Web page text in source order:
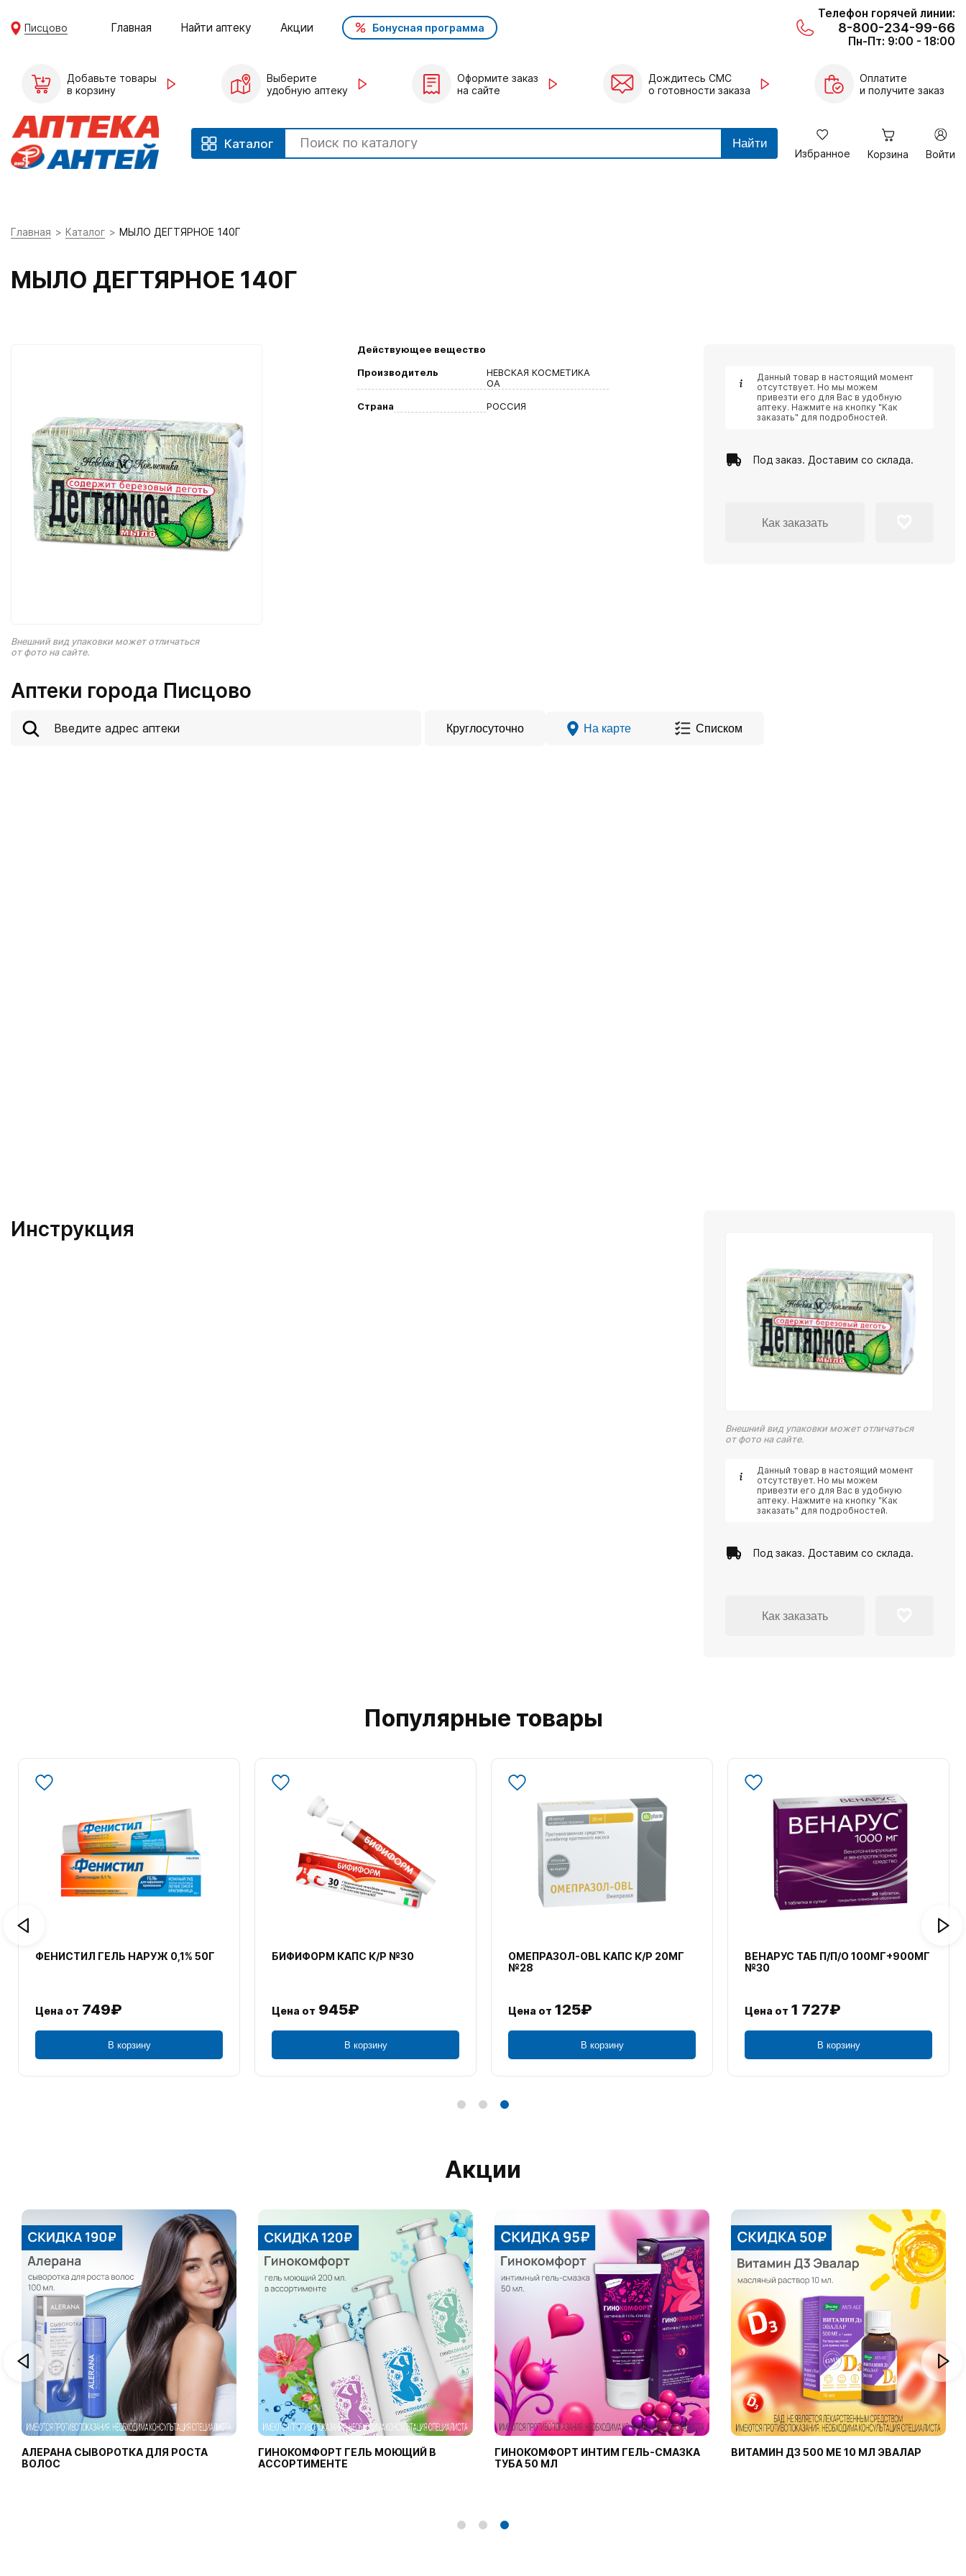
Писцово Главная Найти аптеку Акции Бонусная программа
Телефон горячей линии:
8-800-234-99-66
Пн-Пт: 9:00 - 18:00
Добавьте товары
в корзину
Выберите
удобную аптеку
Оформите заказ
на сайте
Дождитесь СМС
о готовности заказа
Оплатите
и получите заказ
Каталог Найти
Избранное Корзина Войти
Главная Каталог МЫЛО ДЕГТЯРНОЕ 140Г
МЫЛО ДЕГТЯРНОЕ 140Г
Внешний вид упаковки может отличаться
от фото на сайте.
Действующее вещество
Производитель
НЕВСКАЯ КОСМЕТИКА
ОА
Страна
РОССИЯ
Данный товар в настоящий момент
отсутствует. Но мы можем
привезти его для Вас в удобную
аптеку. Нажмите на кнопку "Как
заказать" для подробностей.
Под заказ. Доставим со склада.
Как заказать
Аптеки города Писцово
Круглосуточно На карте Списком
Инструкция
Внешний вид упаковки может отличаться
от фото на сайте.
Данный товар в настоящий момент
отсутствует. Но мы можем
привезти его для Вас в удобную
аптеку. Нажмите на кнопку "Как
заказать" для подробностей.
Под заказ. Доставим со склада.
Как заказать
Популярные товары
ФЕНИСТИЛ ГЕЛЬ НАРУЖ 0,1% 50Г
Цена от 749₽
В корзину
БИФИФОРМ КАПС К/Р №30
Цена от 945₽
В корзину
ОМЕПРАЗОЛ-OBL КАПС К/Р 20МГ
№28
Цена от 125₽
В корзину
ВЕНАРУС ТАБ П/П/О 100МГ+900МГ
№30
Цена от 1 727₽
В корзину
Акции
АЛЕРАНА СЫВОРОТКА ДЛЯ РОСТА
ВОЛОС
ГИНОКОМФОРТ ГЕЛЬ МОЮЩИЙ В
АССОРТИМЕНТЕ
ГИНОКОМФОРТ ИНТИМ ГЕЛЬ-СМАЗКА
ТУБА 50 МЛ
ВИТАМИН Д3 500 МЕ 10 МЛ ЭВАЛАР